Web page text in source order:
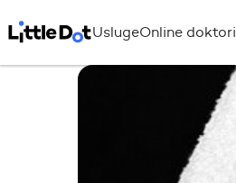
UslugeOnline doktori